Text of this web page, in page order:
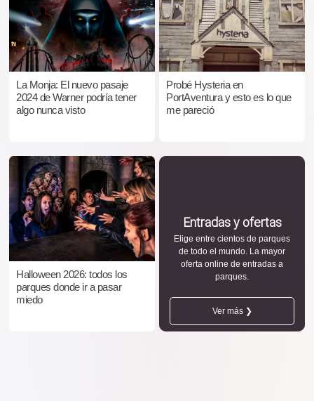
La Monja: El nuevo pasaje
2024 de Warner podría tener
algo nunca visto
Probé Hysteria en
PortAventura y esto es lo que
me pareció
Halloween 2026: todos los
parques donde ir a pasar
miedo
Entradas y ofertas
Elige entre cientos de parques
de todo el mundo. La mayor
oferta online de entradas a
parques.
Ver más ❯